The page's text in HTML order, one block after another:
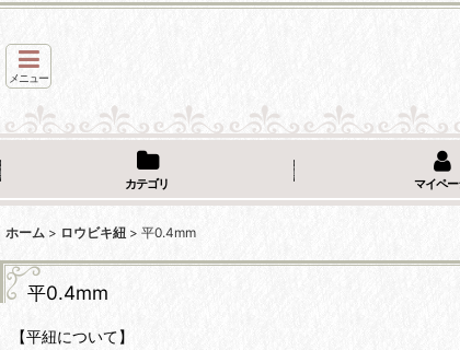
メニュー
カテゴリ マイペ
ホーム > ロウビキ紐 > 平0.4mm
平0.4mm
【平紐について】